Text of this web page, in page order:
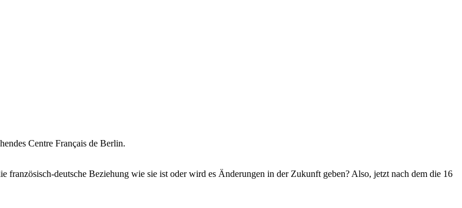
Centre Français de Berlin.
deutsche Beziehung wie sie ist oder wird es Änderungen in der Zukunft geben? Also, jetzt nach dem die 16